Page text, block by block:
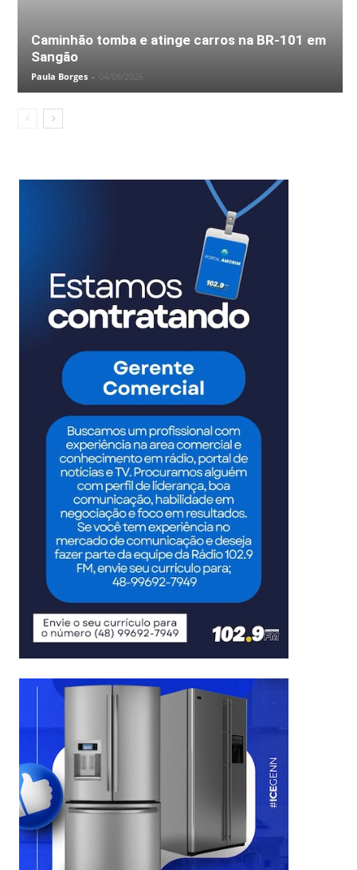
Caminhão tomba e atinge carros na BR-101 em
Sangão
Paula Borges - 04/08/2026